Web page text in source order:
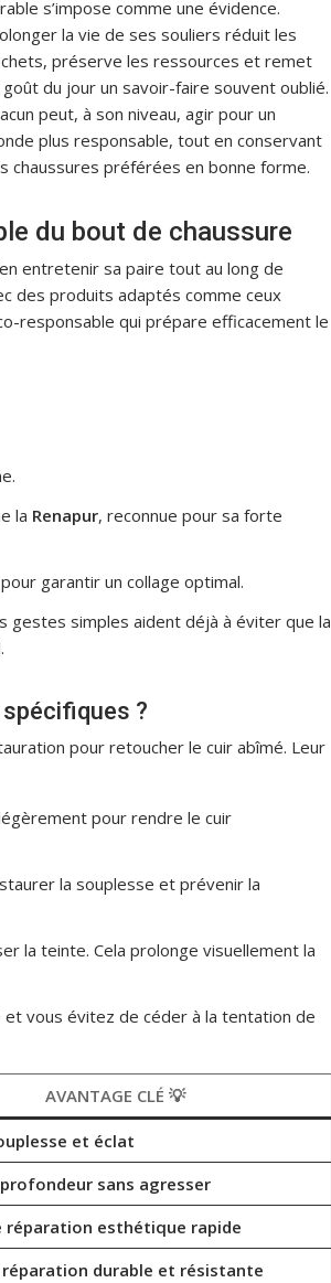
s’impose comme une évidence.
la vie de ses souliers réduit les
préserve les ressources et remet
goût du jour un savoir-faire souvent oublié.
peut, à son niveau, agir pour un
plus responsable, tout en conservant
chaussures préférées en bonne forme.
du bout de chaussure
entretenir sa paire tout au long de
des produits adaptés comme ceux
responsable qui prépare efficacement le
la Renapur, reconnue pour sa forte
garantir un collage optimal.
gestes simples aident déjà à éviter que la
?
pour retoucher le cuir abîmé. Leur
pour rendre le cuir
la souplesse et prévenir la
la teinte. Cela prolonge visuellement la
vous évitez de céder à la tentation de
AVANTAGE CLÉ 💡
et éclat
sans agresser
réparation esthétique rapide
réparation durable et résistante